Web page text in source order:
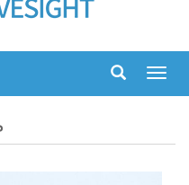
تبديل